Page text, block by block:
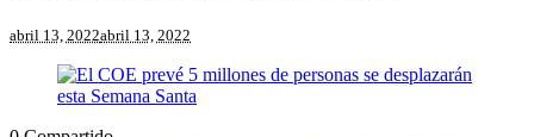
abril 13, 2022abril 13, 2022